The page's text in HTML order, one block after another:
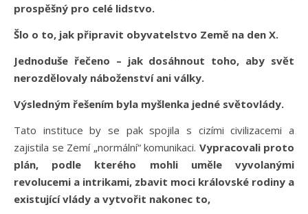
prospěšný pro celé lidstvo.
Šlo o to, jak připravit obyvatelstvo Země na den X.
Jednoduše řečeno – jak dosáhnout toho, aby svět
nerozdělovaly náboženství ani války.
Výsledným řešením byla myšlenka jedné světovlády.
Tato instituce by se pak spojila s cizími civilizacemi a
zajistila se Zemí „normální“ komunikaci. Vypracovali proto
plán, podle kterého mohli uměle vyvolanými
revolucemi a intrikami, zbavit moci královské rodiny a
existující vlády a vytvořit nakonec to,